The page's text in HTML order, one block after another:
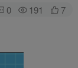
0 191 7